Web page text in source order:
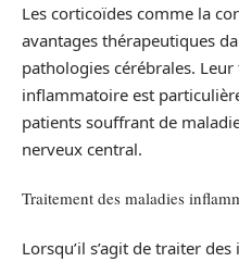
Les corticoïdes comme la
avantages thérapeutiques
pathologies cérébrales.
inflammatoire est
patients souffrant de
nerveux central.
Traitement des maladies
Lorsqu’il s’agit de traiter